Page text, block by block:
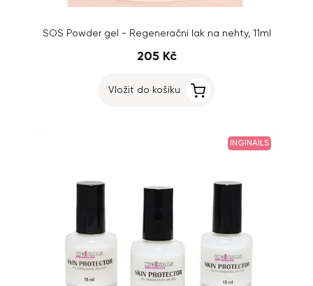
SOS Powder gel - Regenerační lak na nehty, 11ml
205 Kč
Vložit do košíku
INGINAILS